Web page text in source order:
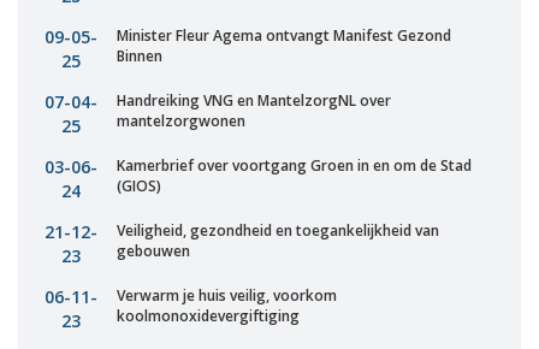
09-05-
25
Minister Fleur Agema ontvangt Manifest Gezond
Binnen
07-04-
25
Handreiking VNG en MantelzorgNL over
mantelzorgwonen
03-06-
24
Kamerbrief over voortgang Groen in en om de Stad
(GIOS)
21-12-
23
Veiligheid, gezondheid en toegankelijkheid van
gebouwen
06-11-
23
Verwarm je huis veilig, voorkom
koolmonoxidevergiftiging